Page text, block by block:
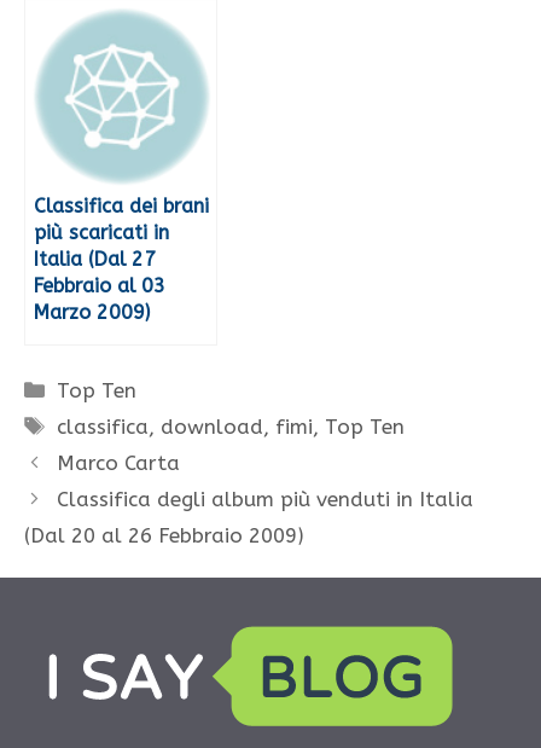
Classifica dei brani
più scaricati in
Italia (Dal 27
Febbraio al 03
Marzo 2009)
Categorie
Top Ten
Tag
classifica, download, fimi, Top Ten
Marco Carta
Classifica degli album più venduti in Italia
(Dal 20 al 26 Febbraio 2009)